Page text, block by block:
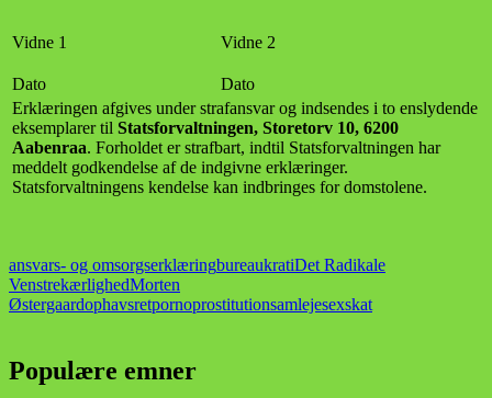
Vidne 1 Vidne 2
Dato
Dato
Erklæringen afgives under strafansvar og indsendes i to enslydende
eksemplarer til Statsforvaltningen, Storetorv 10, 6200
Aabenraa. Forholdet er strafbart, indtil Statsforvaltningen har
meddelt godkendelse af de indgivne erklæringer.
Statsforvaltningens kendelse kan indbringes for domstolene.
ansvars- og omsorgserklæringbureaukratiDet Radikale
VenstrekærlighedMorten
Østergaardophavsretpornoprostitutionsamlejesexskat
Populære emner